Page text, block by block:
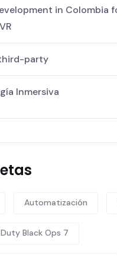
in Colombia
party
Inmersiva
Automatización
Black Ops 7